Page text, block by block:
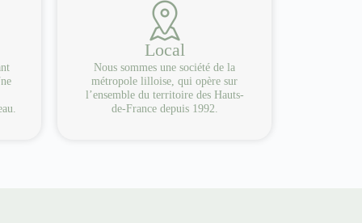
Local
Nous sommes une société de la
métropole lilloise, qui opère sur
l’ensemble du territoire des Hauts-
de-France depuis 1992.